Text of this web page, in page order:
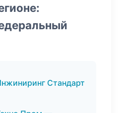
Стандарт